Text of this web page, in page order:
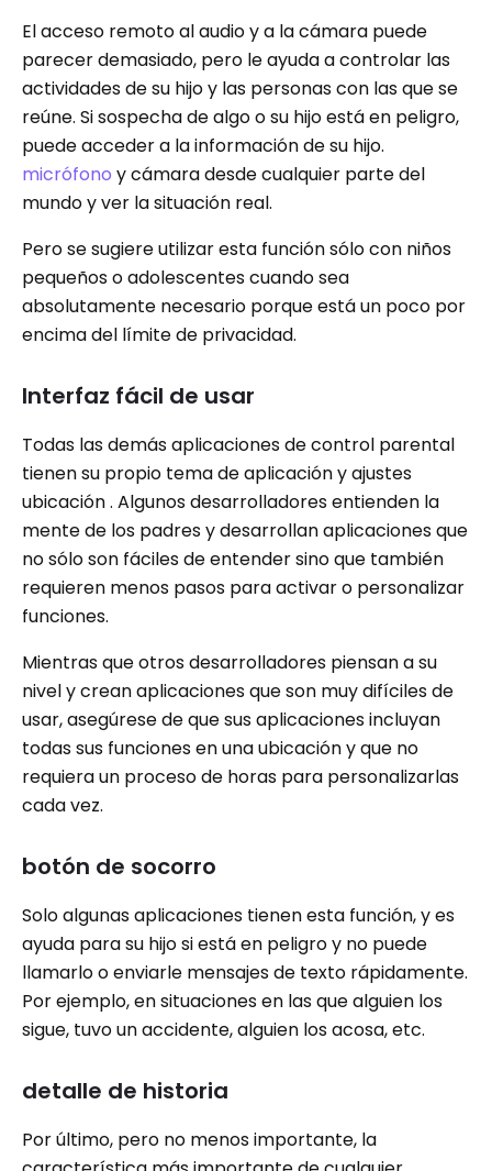
El acceso remoto al audio y a la cámara puede
parecer demasiado, pero le ayuda a controlar las
actividades de su hijo y las personas con las que se
reúne. Si sospecha de algo o su hijo está en peligro,
puede acceder a la información de su hijo.
micrófono y cámara desde cualquier parte del
mundo y ver la situación real.
Pero se sugiere utilizar esta función sólo con niños
pequeños o adolescentes cuando sea
absolutamente necesario porque está un poco por
encima del límite de privacidad.
Interfaz fácil de usar
Todas las demás aplicaciones de control parental
tienen su propio tema de aplicación y ajustes
ubicación . Algunos desarrolladores entienden la
mente de los padres y desarrollan aplicaciones que
no sólo son fáciles de entender sino que también
requieren menos pasos para activar o personalizar
funciones.
Mientras que otros desarrolladores piensan a su
nivel y crean aplicaciones que son muy difíciles de
usar, asegúrese de que sus aplicaciones incluyan
todas sus funciones en una ubicación y que no
requiera un proceso de horas para personalizarlas
cada vez.
botón de socorro
Solo algunas aplicaciones tienen esta función, y es
ayuda para su hijo si está en peligro y no puede
llamarlo o enviarle mensajes de texto rápidamente.
Por ejemplo, en situaciones en las que alguien los
sigue, tuvo un accidente, alguien los acosa, etc.
detalle de historia
Por último, pero no menos importante, la